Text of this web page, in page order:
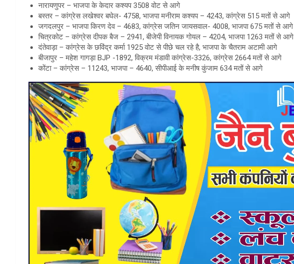
नारायणुपर – भाजपा के केदार कश्यप 3508 वोट से आगे
बस्तर – कांग्रेस लखेश्वर बघेल- 4758, भाजपा मनीराम कश्यप – 4243, कांग्रेस 515 मतों से आगे
जगदलपुर – भाजपा किरण देव – 4683, कांग्रेस जतिन जायसवाल- 4008, भाजपा 675 मतों से आगे
चित्रकोट – कांग्रेस दीपक बैज – 2941, बीजेपी विनायक गोयल – 4204, भाजपा 1263 मतों से आगे
दंतेवाड़ा – कांग्रेस के छविंद्र कर्मा 1925 वोट से पीछे चल रहे है, भाजपा के चैतराम अटामी आगे
बीजापुर – महेश गागड़ा BJP -1892, विक्रम मंडावी कांग्रेस-3326, कांग्रेस 2664 मतों से आगे
कोंटा – कांग्रेस – 11243, भाजपा – 4640, सीपीआई के मनीष कुंजाम 634 मतों से आगे